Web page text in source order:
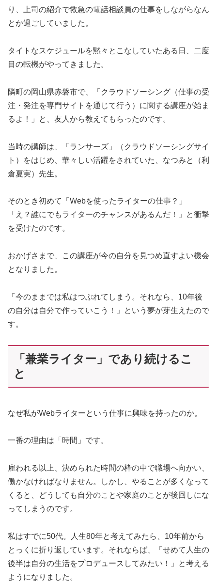
り、上司の紹介で救急の電話相談員の仕事をしながらなん
とか過ごしていました。
タイトなスケジュールを黙々とこなしていたある日、二度
目の転機がやってきました。
隣町の岡山県赤磐市で、「クラウドソーシング（仕事の受
注・発注を専門サイトを通じて行う）に関する講座が始ま
るよ！」と、友人から教えてもらったのです。
当時の講師は、「ランサーズ」（クラウドソーシングサイ
ト）をはじめ、華々しい活躍をされていた、なつみと（利
倉夏実）先生。
そのとき初めて「Webを使ったライターの仕事？」
「え？誰にでもライターのチャンスがあるんだ！」と衝撃
を受けたのです。
おかげさまで、この講座が今の自分を見つめ直すよい機会
となりました。
「今のままでは私はつぶれてしまう。それなら、10年後
の自分は自分で作っていこう！」という夢が芽生えたので
す。
「兼業ライター」であり続けるこ
と
なぜ私がWebライターという仕事に興味を持ったのか。
一番の理由は「時間」です。
雇われる以上、決められた時間の枠の中で職場へ向かい、
働かなければなりません。しかし、やることが多くなって
くると、どうしても自分のことや家庭のことが後回しにな
ってしまうのです。
私はすでに50代。人生80年と考えてみたら、10年前から
とっくに折り返しています。それならば、「せめて人生の
後半は自分の生活をプロデュースしてみたい！」と考える
ようになりました。